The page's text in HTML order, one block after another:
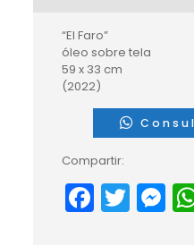
“El Faro”
óleo sobre tela
59 x 33 cm
(2022)
Compartir: